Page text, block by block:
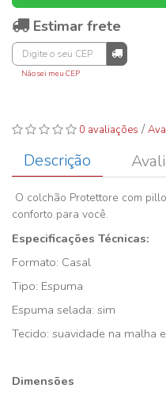
Estimar frete
Não sei meu CEP
0 avaliações /
Descrição
O colchão Protettore com
conforto para você.
Especificações Técnicas:
Formato: Casal
Tipo: Espuma
Espuma selada: sim
Tecido: suavidade na malha
Dimensões